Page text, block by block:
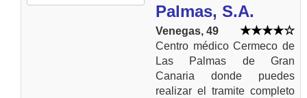
Palmas, S.A.
Venegas, 49
Centro médico Cermeco de
Las Palmas de Gran
Canaria donde puedes
realizar el tramite completo